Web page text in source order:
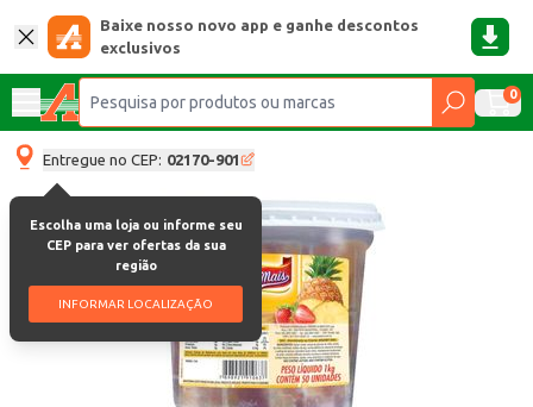
Baixe nosso novo app e ganhe descontos
exclusivos
0
Entregue no CEP: 02170-901
Escolha uma loja ou informe seu
CEP para ver ofertas da sua
região
INFORMAR LOCALIZAÇÃO